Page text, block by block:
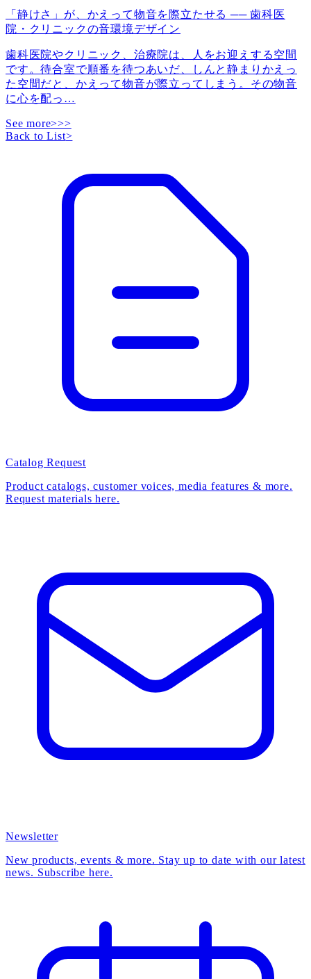
「静けさ」が、かえって物音を際立たせる ── 歯科医
院・クリニックの音環境デザイン
歯科医院やクリニック、治療院は、人をお迎えする空間
です。待合室で順番を待つあいだ、しんと静まりかえっ
た空間だと、かえって物音が際立ってしまう。その物音
に心を配っ …
See more>>>
Back to List>
Catalog Request
Product catalogs, customer voices, media features & more.
Request materials here.
Newsletter
New products, events & more. Stay up to date with our latest
news. Subscribe here.